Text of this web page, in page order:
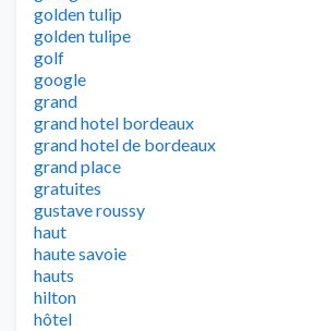
golden tulip
golden tulipe
golf
google
grand
grand hotel bordeaux
grand hotel de bordeaux
grand place
gratuites
gustave roussy
haut
haute savoie
hauts
hilton
hôtel